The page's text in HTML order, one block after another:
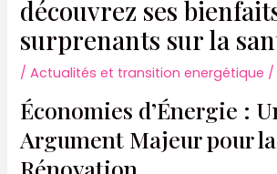
découvrez ses
surprenants sur la
/Actualités et transition energétique /
Économies d’Énergie :
Argument Majeur pour la